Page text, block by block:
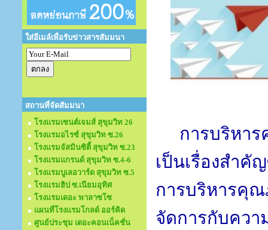
ใส่อีเมล์เพื่อรับข่าวสารสัมมนา
สถานที่จัดสัมมนา
โรงแรมเซนต์เจมส์ สุขุมวิท 26
โรงแรมอไรซ์ สุขุมวิท ซ.26
โรงแรมจัสมินซิตี้ สุขุมวิท ซ.23
โรงแรมแกรนด์ สุขุมวิท ซ.4-6
โรงแรมบูเลอวาร์ด สุขุมวิท ซ.5
โรงแรมฮิป ซ.เนียมอุทิศ
โรงแรมเดอะ พาลาซโซ
แผนที่โรงแรมโกลด์ ออร์คิด
ศูนย์ประชุม เดอะคอนเน็คชั่น
การบริหาร
เป็นเรื่องสำคั
การบริหารคุ
จัดการกับควา